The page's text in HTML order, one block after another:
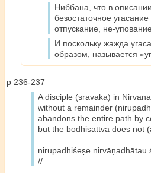
Ниббана, что в
безостаточное
отпускание, не-
И поскольку жажда
образом, называется
p 236-237
A disciple (sravaka) in Nirvana
without a remainder
abandons the entire path by
but the bodhisattva does not
nirupadhiśeṣe
//